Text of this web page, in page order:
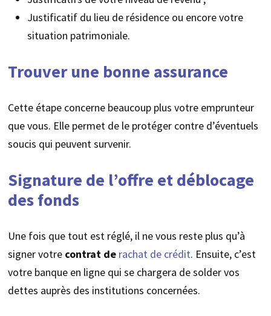
Justificatif du lieu de résidence ou encore votre
situation patrimoniale.
Trouver une bonne assurance
Cette étape concerne beaucoup plus votre emprunteur
que vous. Elle permet de le protéger contre d’éventuels
soucis qui peuvent survenir.
Signature de l’offre et déblocage
des fonds
Une fois que tout est réglé, il ne vous reste plus qu’à
signer votre contrat de rachat de crédit. Ensuite, c’est
votre banque en ligne qui se chargera de solder vos
dettes auprès des institutions concernées.